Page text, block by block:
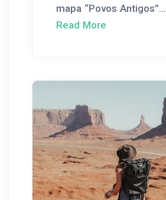
mapa “Povos Antigos”...
Read More